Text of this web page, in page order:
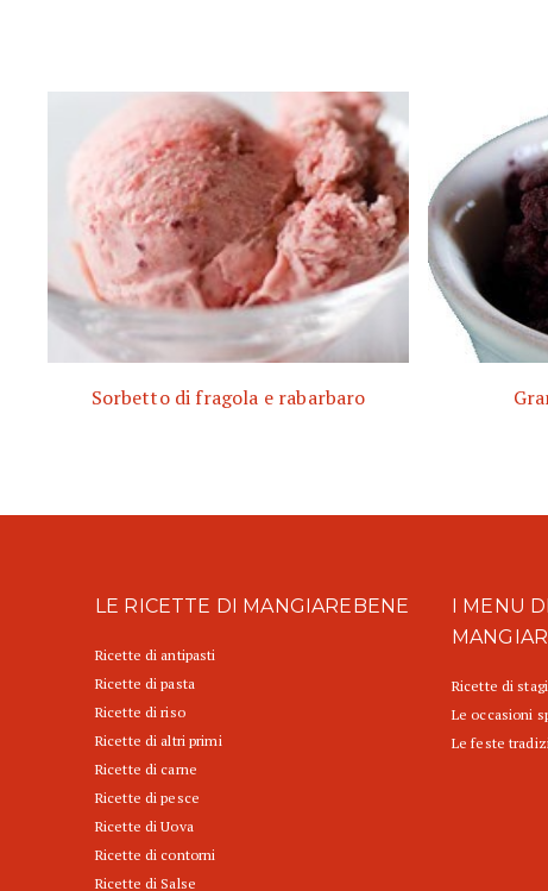
Sorbetto di fragola e rabarbaro
LE RICETTE DI MANGIAREBENE
Ricette di antipasti
Ricette di pasta
Ricette di riso
Ricette di altri primi
Ricette di carne
Ricette di pesce
Ricette di Uova
Ricette di contorni
Ricette di Salse
I MENU
Ricette di
Le occasioni
Le feste